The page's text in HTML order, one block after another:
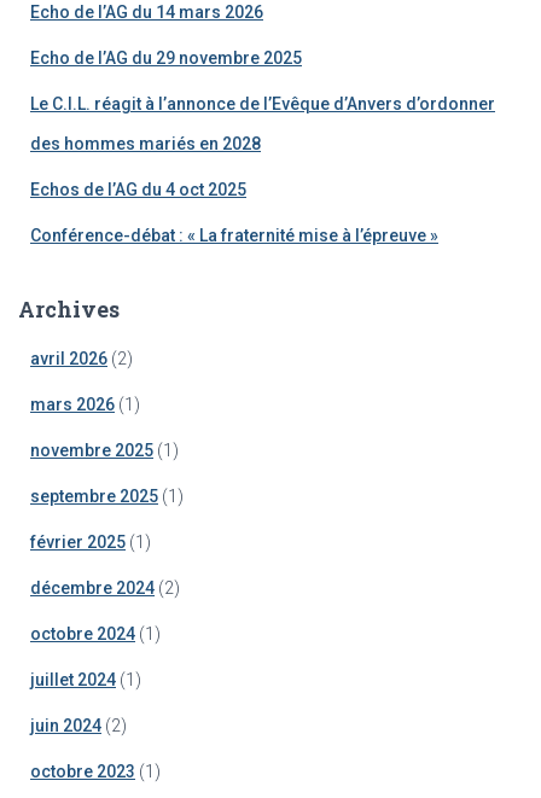
Echo de l’AG du 14 mars 2026
Echo de l’AG du 29 novembre 2025
Le C.I.L. réagit à l’annonce de l’Evêque d’Anvers d’ordonner
des hommes mariés en 2028
Echos de l’AG du 4 oct 2025
Conférence-débat : « La fraternité mise à l’épreuve »
Archives
avril 2026 (2)
mars 2026 (1)
novembre 2025 (1)
septembre 2025 (1)
février 2025 (1)
décembre 2024 (2)
octobre 2024 (1)
juillet 2024 (1)
juin 2024 (2)
octobre 2023 (1)